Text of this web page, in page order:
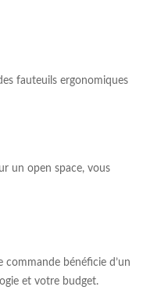
fauteuils ergonomiques
un open space, vous
bénéficie d’un
et votre budget.